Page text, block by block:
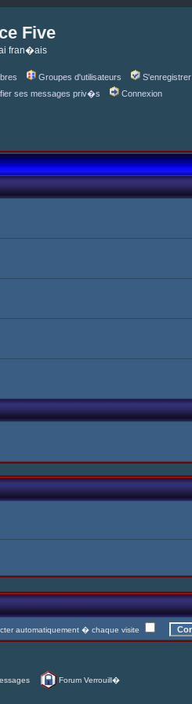
Five
fran�ais
Groupes d'utilisateurs
S'enregistrer
ses messages priv�s Connexion
automatiquement � chaque visite
Forum Verrouill�